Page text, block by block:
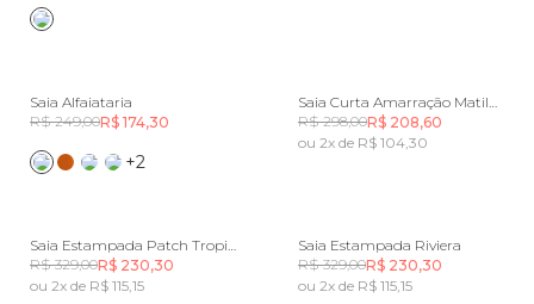
Saia Alfaiataria
R$ 249,00R$ 174,30
+2
Saia Curta Amarração Matilha
R$ 298,00R$ 208,60
ou 2x de R$ 104,30
Saia Estampada Patch Tropical
R$ 329,00R$ 230,30
ou 2x de R$ 115,15
Saia Estampada Riviera
R$ 329,00R$ 230,30
ou 2x de R$ 115,15